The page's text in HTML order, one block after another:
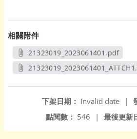
相關附件
21323019_2023061401.pdf
另開新視窗
下架日期： Invalid date
|
最後更新
點閱數： 546 |